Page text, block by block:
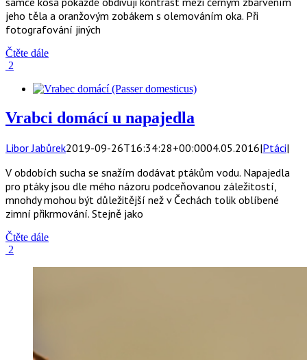
jeho těla a oranžovým zobákem s olemováním oka. Při
fotografování jiných
Čtěte dále
2
Vrabci domácí u napajedla
Libor Jabůrek2019-09-26T16:34:28+00:0004.05.2016|Ptáci|
V obdobích sucha se snažím dodávat ptákům vodu. Napajedla
pro ptáky jsou dle mého názoru podceňovanou záležitostí,
mnohdy mohou být důležitější než v Čechách tolik oblíbené
zimní přikrmování. Stejně jako
Čtěte dále
2